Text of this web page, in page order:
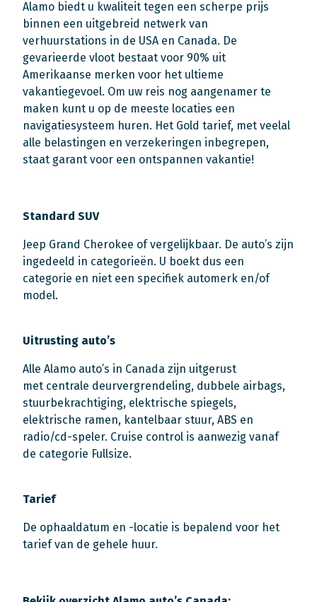
Alamo biedt u kwaliteit tegen een scherpe prijs
binnen een uitgebreid netwerk van
verhuurstations in de USA en Canada. De
gevarieerde vloot bestaat voor 90% uit
Amerikaanse merken voor het ultieme
vakantiegevoel. Om uw reis nog aangenamer te
maken kunt u op de meeste locaties een
navigatiesysteem huren. Het Gold tarief, met veelal
alle belastingen en verzekeringen inbegrepen,
staat garant voor een ontspannen vakantie!
Standard SUV
Jeep Grand Cherokee of vergelijkbaar. De auto’s zijn
ingedeeld in categorieën. U boekt dus een
categorie en niet een specifiek automerk en/of
model.
Uitrusting auto’s
Alle Alamo auto’s in Canada zijn uitgerust
met centrale deurvergrendeling, dubbele airbags,
stuurbekrachtiging, elektrische spiegels,
elektrische ramen, kantelbaar stuur, ABS en
radio/cd-speler. Cruise control is aanwezig vanaf
de categorie Fullsize.
Tarief
De ophaaldatum en -locatie is bepalend voor het
tarief van de gehele huur.